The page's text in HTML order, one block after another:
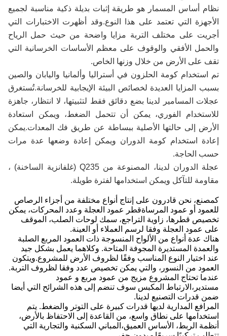
نظام أساس المسمار هو طريقة إثبات بديلة ذكية مناسبة لجميع
الأجهزة التي تعتمد على هذا النوع.وقد أظهرت الاختبارات التي
أجريت على مختلف التربة مزايا واضحة من حيث حمل الرياح
والحمل الأفقي والوقوف على معظم الأساسات الخرسانية التي
تقف على الأرض من خلال وزنها الخاص.
تم استخدام كومة الحلزون في أستراليا وألمانيا واليابان والصين
بسبب المزايا العديدة لخصائص البيئة الإيجابية للخرسانة.تُستغرق
عجلات المسامير لدينا بضع دقائق فقط لتثبيتها، لا انتظار، جاهزة
للاستخدام الفوري، يمكن أن تتحمل الضغط، ويمكن استعادة
الأرض إلى حالتها الأصلية ببساطة عن طريق فك المعدات.يمكن
إعادة استخدام كومة الدوران ويمكن إعادة وضعها عدة مرات
حسب الحاجة.
عجلة الدوران لدينا، المصنوعة من Q235 (غلفانزية الساخنة) ،
مقاومة للتآكل ويمكن استخدامها لفترة طويلة.
كمصنع، نحن قادرون على إنتاج أنواع مختلفة من أجزاء الرصاص
للعمود أو عمود المرساةقطر عمود العجلة وعدد المحركات، يمكن
تخصيص قطرها، زاوية التراجع، سمك لوحات الصلب، الموقف
على عمود العجلة وفقا لرسم العملاء أو العينة.
هناك عدة أنواع من الألواح المنسوجة ذات العمود المربع الصلبة
والعمدة المستديرة المجوفة المتاحة. وكلاهما يعمل بشكل جيد
عند اختيار النوع المناسب وفقًا لظروف الأرض للمشروع.ويتكون
العمود من النسور، والتي يمكن تخصيص عدد وفقا لظروف التربة.
عندما تحتاج المشروع مزيج من عمود مربع و عمود
مستدير،الارتباط المكبس سوف تنضم إلى هذه الشرائح التي أيضا
ضمن قدرات التصنيع لدينا.
المرافع المدارية لديها قدرات كبيرة على التوتر والضغط. يتم
استخدامها على نطاق واسع، من القاعدة إلى الاحتفاظ بالأرض،
أنظمة الربط، الأساس العميق،المباني السكنية والتجارية التي